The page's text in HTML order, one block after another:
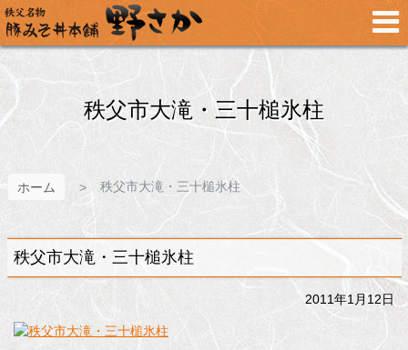
メ
イ
ン
コ
ン
プ
秩父市大滝・三十槌氷柱
ホーム 秩父市大滝・三十槌氷柱
秩父市大滝・三十槌氷柱
2011年1月12日